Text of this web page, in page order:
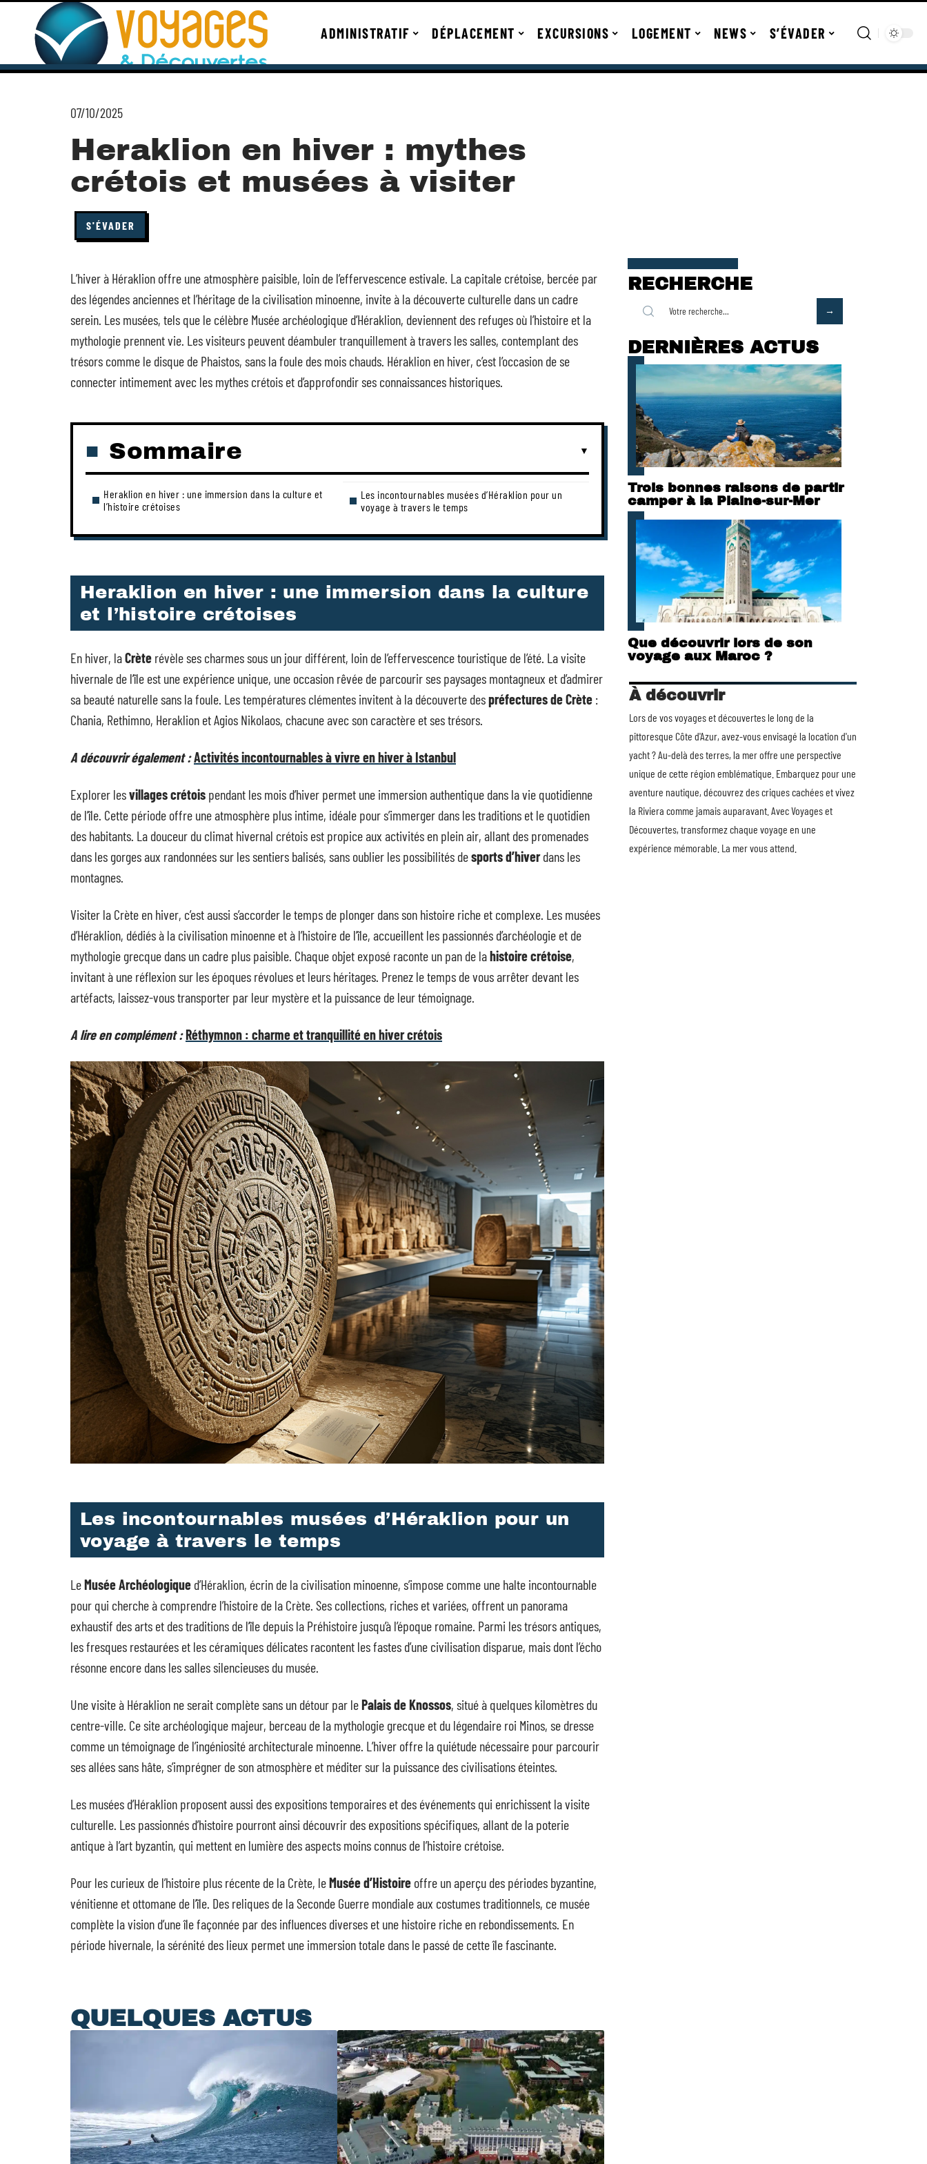
ADMINISTRATIF DÉPLACEMENT EXCURSIONS LOGEMENT NEWS S’ÉVADER
07/10/2025
Heraklion en hiver : mythes
crétois et musées à visiter
S'ÉVADER
L’hiver à Héraklion offre une atmosphère paisible, loin de l’effervescence estivale. La capitale crétoise, bercée par
des légendes anciennes et l’héritage de la civilisation minoenne, invite à la découverte culturelle dans un cadre
serein. Les musées, tels que le célèbre Musée archéologique d’Héraklion, deviennent des refuges où l’histoire et la
mythologie prennent vie. Les visiteurs peuvent déambuler tranquillement à travers les salles, contemplant des
trésors comme le disque de Phaistos, sans la foule des mois chauds. Héraklion en hiver, c’est l’occasion de se
connecter intimement avec les mythes crétois et d’approfondir ses connaissances historiques.
Sommaire
Heraklion en hiver : une immersion dans la culture et
l’histoire crétoises
Les incontournables musées d’Héraklion pour un
voyage à travers le temps
Heraklion en hiver : une immersion dans la culture
et l’histoire crétoises
En hiver, laCrète révèle ses charmes sous un jour différent, loin de l’effervescence touristique de l’été. La visite
hivernale de l’île est une expérience unique, une occasion rêvée de parcourir ses paysages montagneux et d’admirer
sa beauté naturelle sans la foule. Les températures clémentes invitent à la découverte despréfectures de Crète :
Chania, Rethimno, Heraklion et Agios Nikolaos, chacune avec son caractère et ses trésors.
A découvrir également :Activités incontournables à vivre en hiver à Istanbul
Explorer lesvillages crétois pendant les mois d’hiver permet une immersion authentique dans la vie quotidienne
de l’île. Cette période offre une atmosphère plus intime, idéale pour s’immerger dans les traditions et le quotidien
des habitants. La douceur du climat hivernal crétois est propice aux activités en plein air, allant des promenades
dans les gorges aux randonnées sur les sentiers balisés, sans oublier les possibilités desports d’hiverdans les
montagnes.
Visiter la Crète en hiver, c’est aussi s’accorder le temps de plonger dans son histoire riche et complexe. Les musées
d’Héraklion, dédiés à la civilisation minoenne et à l’histoire de l’île, accueillent les passionnés d’archéologie et de
mythologie grecque dans un cadre plus paisible. Chaque objet exposé raconte un pan de lahistoire crétoise,
invitant à une réflexion sur les époques révolues et leurs héritages. Prenez le temps de vous arrêter devant les
artéfacts, laissez-vous transporter par leur mystère et la puissance de leur témoignage.
A lire en complément :Réthymnon : charme et tranquillité en hiver crétois
Les incontournables musées d’Héraklion pour un
voyage à travers le temps
LeMusée Archéologique d’Héraklion, écrin de la civilisation minoenne, s’impose comme une halte incontournable
pour qui cherche à comprendre l’histoire de la Crète. Ses collections, riches et variées, offrent un panorama
exhaustif des arts et des traditions de l’île depuis la Préhistoire jusqu’à l’époque romaine. Parmi les trésors antiques,
les fresques restaurées et les céramiques délicates racontent les fastes d’une civilisation disparue, mais dont l’écho
résonne encore dans les salles silencieuses du musée.
Une visite à Héraklion ne serait complète sans un détour par lePalais de Knossos, situé à quelques kilomètres du
centre-ville. Ce site archéologique majeur, berceau de la mythologie grecque et du légendaire roi Minos, se dresse
comme un témoignage de l’ingéniosité architecturale minoenne. L’hiver offre la quiétude nécessaire pour parcourir
ses allées sans hâte, s’imprégner de son atmosphère et méditer sur la puissance des civilisations éteintes.
Les musées d’Héraklion proposent aussi des expositions temporaires et des événements qui enrichissent la visite
culturelle. Les passionnés d’histoire pourront ainsi découvrir des expositions spécifiques, allant de la poterie
antique à l’art byzantin, qui mettent en lumière des aspects moins connus de l’histoire crétoise.
Pour les curieux de l’histoire plus récente de la Crète, leMusée d’Histoire offre un aperçu des périodes byzantine,
vénitienne et ottomane de l’île. Des reliques de la Seconde Guerre mondiale aux costumes traditionnels, ce musée
complète la vision d’une île façonnée par des influences diverses et une histoire riche en rebondissements. En
période hivernale, la sérénité des lieux permet une immersion totale dans le passé de cette île fascinante.
QUELQUES ACTUS
RECHERCHE
DERNIÈRES ACTUS
Trois bonnes raisons de partir
camper à la Plaine-sur-Mer
Que découvrir lors de son
voyage aux Maroc ?
À découvrir
Lors de vos voyages et découvertes le long de la
pittoresque Côte d'Azur, avez-vous envisagé la location d'un
yacht? Au-delà des terres, la mer offre une perspective
unique de cette région emblématique. Embarquez pour une
aventure nautique, découvrez des criques cachées et vivez
la Riviera comme jamais auparavant. Avec Voyages et
Découvertes, transformez chaque voyage en une
expérience mémorable. La mer vous attend.